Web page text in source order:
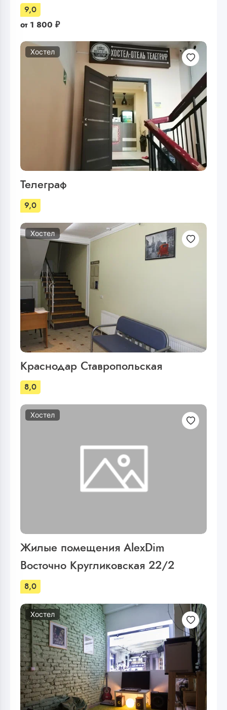
9,0
от 1 800 ₽
Хостел
Телеграф
9,0
Хостел
Краснодар Ставропольская
8,0
Хостел
Жилые помещения AlexDim
Восточно Кругликовская 22/2
8,0
Хостел